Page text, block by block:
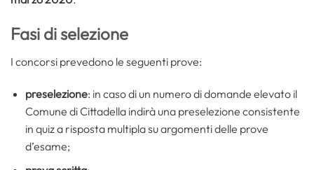
Fasi di selezione
I concorsi prevedono le seguenti prove:
preselezione: in caso di un numero di domande elevato il
Comune di Cittadella indirà una preselezione consistente
in quiz a risposta multipla su argomenti delle prove
d’esame;